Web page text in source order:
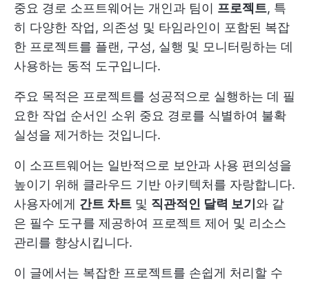
중요 경로 소프트웨어는 개인과 팀이 프로젝트, 특
히 다양한 작업, 의존성 및 타임라인이 포함된 복잡
한 프로젝트를 플랜, 구성, 실행 및 모니터링하는 데
사용하는 동적 도구입니다.
주요 목적은 프로젝트를 성공적으로 실행하는 데 필
요한 작업 순서인 소위 중요 경로를 식별하여 불확
실성을 제거하는 것입니다.
이 소프트웨어는 일반적으로 보안과 사용 편의성을
높이기 위해 클라우드 기반 아키텍처를 자랑합니다.
사용자에게 간트 차트 및 직관적인 달력 보기 와 같
은 필수 도구를 제공하여 프로젝트 제어 및 리소스
관리를 향상시킵니다.
이 글에서는 복잡한 프로젝트를 손쉽게 처리할 수